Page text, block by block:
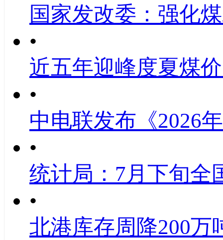
国家发改委：强化
•
近五年迎峰度夏煤
•
中电联发布《2026
•
统计局：7月下旬全
•
北港库存周降200万